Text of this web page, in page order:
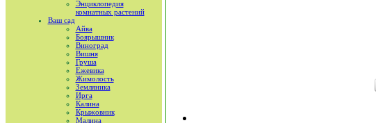
Энциклопедия
комнатных растений
Ваш сад
Айва
Боярышник
Виноград
Вишня
Груша
Ежевика
Жимолость
Земляника
Ирга
Калина
Крыжовник
Малина